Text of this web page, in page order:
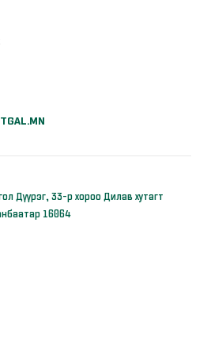
Дүүрэг, 33-р хороо Дилав хутагт
16064